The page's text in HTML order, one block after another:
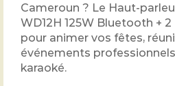
Cameroun ? Le Haut-
WD12H 125W Bluetooth +
pour animer vos fêtes,
événements
karaoké.